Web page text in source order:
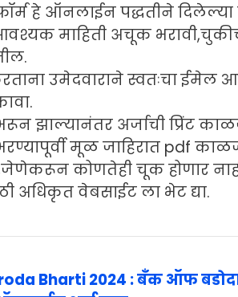
हे ऑनलाईन पद्धतीने
माहिती अचूक
उमेदवाराने स्वतःचा ईमेल
झाल्यानंतर अर्जाची प्रिंट
मूळ जाहिरात pdf
कोणतेही चूक होणार
अधिकृत वेबसाईट ला भेट द्या.
Bharti 2024 : बँक ऑफ